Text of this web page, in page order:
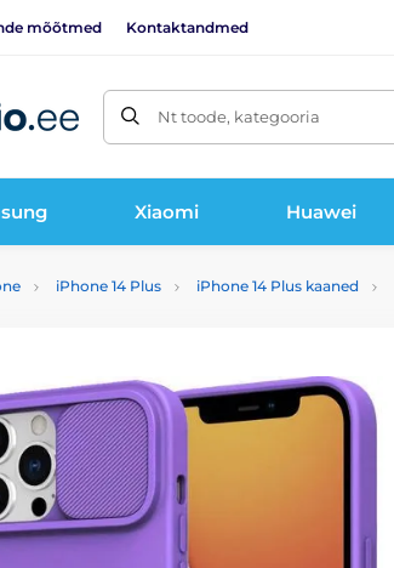
mõõtmed Kontaktandmed
Nt toode, kategooria
Xiaomi Huawei
iPhone 14 Plus iPhone 14 Plus kaaned